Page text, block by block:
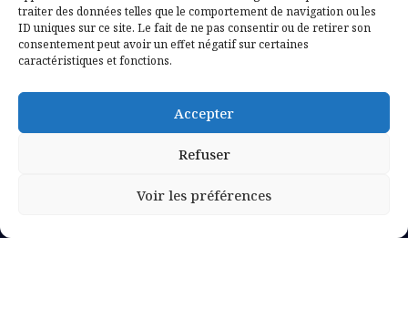
traiter des données telles que le comportement de navigation ou les
ID uniques sur ce site. Le fait de ne pas consentir ou de retirer son
consentement peut avoir un effet négatif sur certaines
caractéristiques et fonctions.
Accepter
Refuser
Voir les préférences
Politique de confidentialité